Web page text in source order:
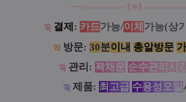
╭╼| ════════ ✱ ═════
ಇ 결제 : 카드가능/이 체 가능(상기
ఇ 방문: 30분이 내 총알방문 가
ಇ 관리 : 꽉채 운 순수관리 시
ಇ 제품: 최 고급 수용성오일